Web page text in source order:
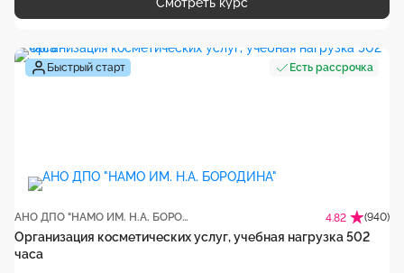
Быстрый старт Есть рассрочка
АНО ДПО "НАМО ИМ. Н.А. БОРОДИНА" 4.82 (940)
Организация косметических услуг, учебная нагрузка 502
часа